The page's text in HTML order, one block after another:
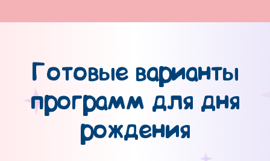
Готовые варианты
программ для дня
рождения